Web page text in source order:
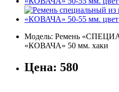
Модель: Ремень
«КОВАЧА» 50 мм. хаки
Цена: 580